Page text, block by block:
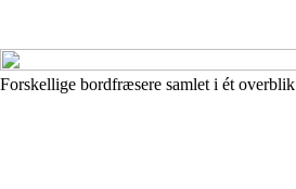
Forskellige bordfræsere samlet i ét overblik